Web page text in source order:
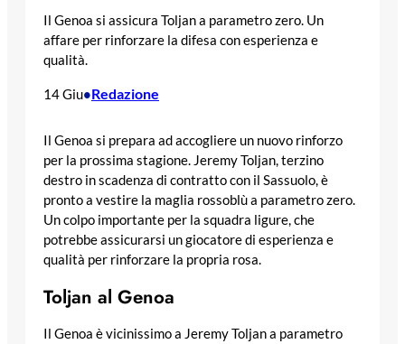
Il Genoa si assicura Toljan a parametro zero. Un
affare per rinforzare la difesa con esperienza e
qualità.
14 Giu•Redazione
Il Genoa si prepara ad accogliere un nuovo rinforzo
per la prossima stagione. Jeremy Toljan, terzino
destro in scadenza di contratto con il Sassuolo, è
pronto a vestire la maglia rossoblù a parametro zero.
Un colpo importante per la squadra ligure, che
potrebbe assicurarsi un giocatore di esperienza e
qualità per rinforzare la propria rosa.
Toljan al Genoa
Il Genoa è vicinissimo a Jeremy Toljan a parametro